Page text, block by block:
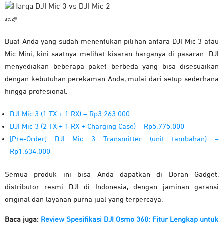
sc: dji
Buat Anda yang sudah menentukan pilihan antara DJI Mic 3 atau
Mic Mini, kini saatnya melihat kisaran harganya di pasaran. DJI
menyediakan beberapa paket berbeda yang bisa disesuaikan
dengan kebutuhan perekaman Anda, mulai dari setup sederhana
hingga profesional.
DJI Mic 3 (1 TX + 1 RX) – Rp3.263.000
DJI Mic 3 (2 TX + 1 RX + Charging Case) – Rp5.775.000
[Pre-Order] DJI Mic 3 Transmitter (unit tambahan) –
Rp1.634.000
Semua produk ini bisa Anda dapatkan di Doran Gadget,
distributor resmi DJI di Indonesia, dengan jaminan garansi
original dan layanan purna jual yang terpercaya.
Baca juga: Review Spesifikasi DJI Osmo 360: Fitur Lengkap untuk